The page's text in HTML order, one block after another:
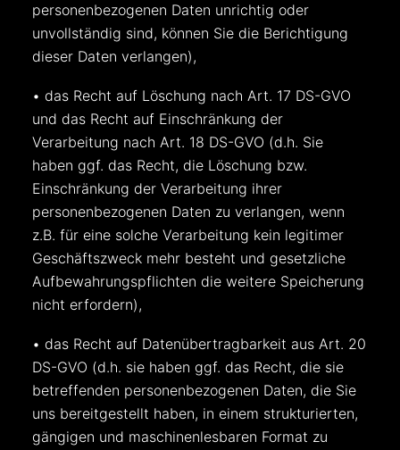
personenbezogenen Daten unrichtig oder
unvollständig sind, können Sie die Berichtigung
dieser Daten verlangen),
• das Recht auf Löschung nach Art. 17 DS-GVO
und das Recht auf Einschränkung der
Verarbeitung nach Art. 18 DS-GVO (d.h. Sie
haben ggf. das Recht, die Löschung bzw.
Einschränkung der Verarbeitung ihrer
personenbezogenen Daten zu verlangen, wenn
z.B. für eine solche Verarbeitung kein legitimer
Geschäftszweck mehr besteht und gesetzliche
Aufbewahrungspflichten die weitere Speicherung
nicht erfordern),
• das Recht auf Datenübertragbarkeit aus Art. 20
DS-GVO (d.h. sie haben ggf. das Recht, die sie
betreffenden personenbezogenen Daten, die Sie
uns bereitgestellt haben, in einem strukturierten,
gängigen und maschinenlesbaren Format zu